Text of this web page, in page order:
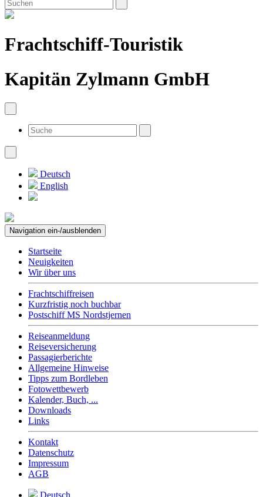
Frachtschiff-Touristik
Kapitän Zylmann GmbH
Deutsch
English
Navigation ein-/ausblenden
Startseite
Neuigkeiten
Wir über uns
Frachtschiffreisen
Kurzfristig noch buchbar
Postschiff MS Nordstjernen
Reiseanmeldung
Reiseversicherung
Passagierberichte
Allgemeine Hinweise
Tipps zum Bordleben
Fotowettbewerb
Kalender, Buch, ...
Downloads
Links
Kontakt
Datenschutz
Impressum
AGB
Deutsch